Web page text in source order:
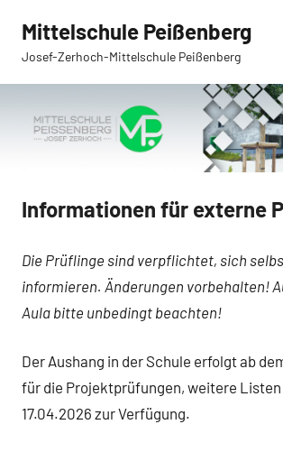
Inhalt
springen
Mittelschule Peißenberg
Josef-Zerhoch-Mittelschule Peißenberg
Informationen für externe
Die Prüflinge sind verpflichtet, sich
informieren. Änderungen vorbehalten!
Aula bitte unbedingt beachten!
Der Aushang in der Schule erfolgt ab
für die Projektprüfungen, weitere Listen
17.04.2026 zur Verfügung.